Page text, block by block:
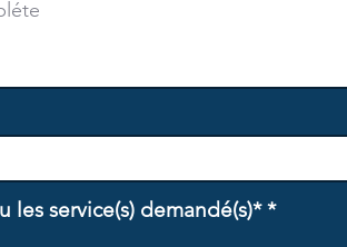
les service(s) demandé(s)* *O